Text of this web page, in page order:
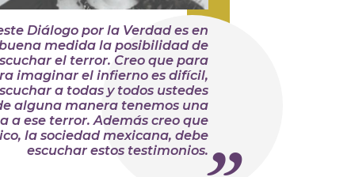
Diálogo por la Verdad es en
medida la posibilidad de
el terror. Creo que para
imaginar el infierno es difícil,
a todas y todos ustedes
alguna manera tenemos una
a ese terror. Además creo que
la sociedad mexicana, debe
escuchar estos testimonios.